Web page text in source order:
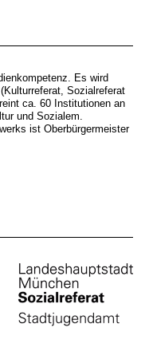
Es wird
Sozialreferat
ca. 60 Institutionen an
und Sozialem.
ist Oberbürgermeister